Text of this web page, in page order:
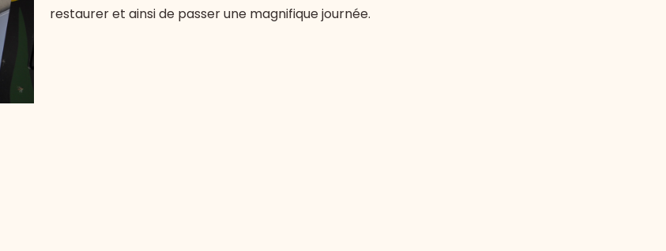
restaurer et ainsi de passer une magnifique journée.